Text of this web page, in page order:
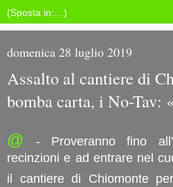
domenica 28 luglio 2019
Assalto al cantiere di
bomba carta, i No-Tav:
@- Proveranno fino
recinzioni e ad entrare nel
il cantiere di Chiomonte